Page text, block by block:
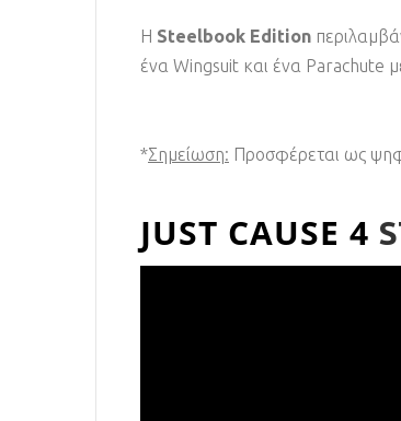
Η Steelbook Edition
ένα Wingsuit και ένα Parachute
*Σημείωση: Προσφέρεται ως
JUST CAUSE 4